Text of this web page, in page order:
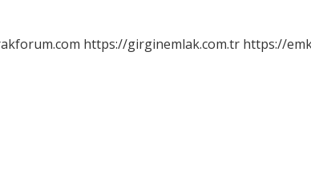
https://girginemlak.com.tr https://